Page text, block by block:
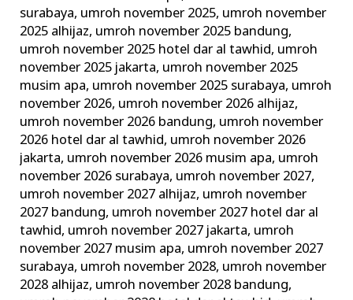
surabaya, umroh november 2025, umroh november
2025 alhijaz, umroh november 2025 bandung,
umroh november 2025 hotel dar al tawhid, umroh
november 2025 jakarta, umroh november 2025
musim apa, umroh november 2025 surabaya, umroh
november 2026, umroh november 2026 alhijaz,
umroh november 2026 bandung, umroh november
2026 hotel dar al tawhid, umroh november 2026
jakarta, umroh november 2026 musim apa, umroh
november 2026 surabaya, umroh november 2027,
umroh november 2027 alhijaz, umroh november
2027 bandung, umroh november 2027 hotel dar al
tawhid, umroh november 2027 jakarta, umroh
november 2027 musim apa, umroh november 2027
surabaya, umroh november 2028, umroh november
2028 alhijaz, umroh november 2028 bandung,